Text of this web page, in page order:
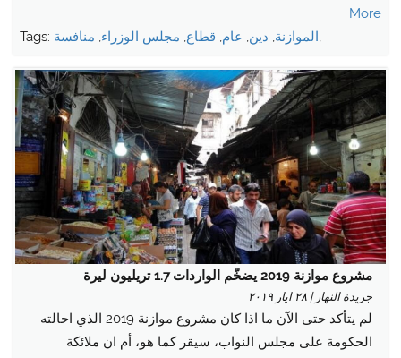
More
Tags:
الموازنة, دين, عام, قطاع, مجلس الوزراء, منافسة ,
مشروع موازنة 2019 يضخّم الواردات 1.7 تريليون ليرة
جريدة النهار | ٢٨ ايار ٢٠١٩
لم يتأكد حتى الآن ما اذا كان مشروع موازنة 2019 الذي احالته
الحكومة على مجلس النواب، سيقر كما هو، أم ان ملائكة